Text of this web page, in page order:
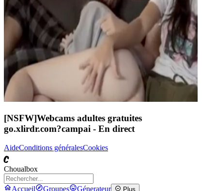
[NSFW]Webcams adultes gratuites
go.xlirdr.com?campai - En direct
AideConditions généralesCookies
C
Choualbox
Accueil Groupes Génerateur Plus